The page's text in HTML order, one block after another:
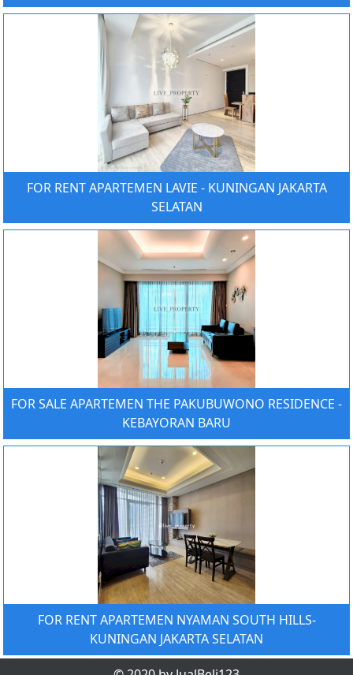
FOR RENT APARTEMEN LAVIE - KUNINGAN JAKARTA
SELATAN
FOR SALE APARTEMEN THE PAKUBUWONO RESIDENCE -
KEBAYORAN BARU
FOR RENT APARTEMEN NYAMAN SOUTH HILLS-
KUNINGAN JAKARTA SELATAN